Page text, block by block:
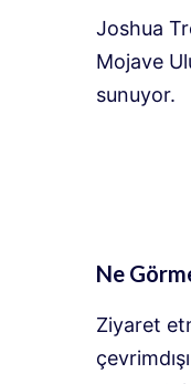
Joshua
Mojave
sunuyor.
Ne
Ziyaret